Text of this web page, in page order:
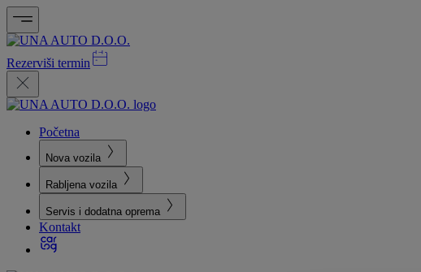
Rezerviši termin
Početna
Nova vozila
Rabljena vozila
Servis i dodatna oprema
Kontakt